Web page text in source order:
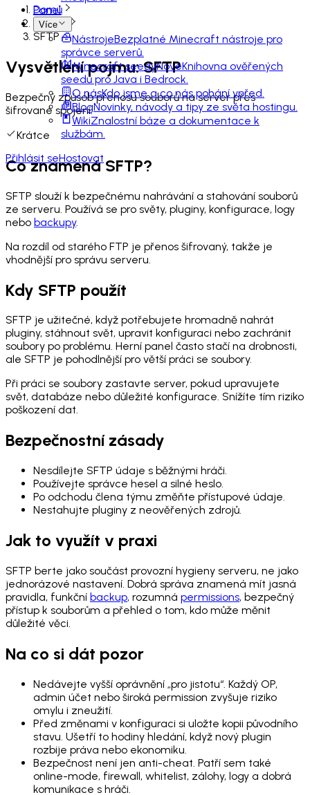
Panel
Více
NástrojeBezplatné Minecraft nástroje pro
správce serverů.
Minecraft seedyNovéKnihovna ověřených
seedů pro Java i Bedrock.
O násKdo jsme a co nás pohání vpřed.
BlogNovinky, návody a tipy ze světa hostingu.
WikiZnalostní báze a dokumentace k
službám.
Přihlásit seHostovat
Domů
Slovník
SFTP
Vysvětlení pojmu: SFTP
Bezpečný způsob přenosu souborů na server přes
šifrované spojení.
Krátce
Co znamená SFTP?
SFTP slouží k bezpečnému nahrávání a stahování souborů
ze serveru. Používá se pro světy, pluginy, konfigurace, logy
nebo backupy.
Na rozdíl od starého FTP je přenos šifrovaný, takže je
vhodnější pro správu serveru.
Kdy SFTP použít
SFTP je užitečné, když potřebujete hromadně nahrát
pluginy, stáhnout svět, upravit konfiguraci nebo zachránit
soubory po problému. Herní panel často stačí na drobnosti,
ale SFTP je pohodlnější pro větší práci se soubory.
Při práci se soubory zastavte server, pokud upravujete
svět, databáze nebo důležité konfigurace. Snížíte tím riziko
poškození dat.
Bezpečnostní zásady
Nesdílejte SFTP údaje s běžnými hráči.
Používejte správce hesel a silné heslo.
Po odchodu člena týmu změňte přístupové údaje.
Nestahujte pluginy z neověřených zdrojů.
Jak to využít v praxi
SFTP berte jako součást provozní hygieny serveru, ne jako
jednorázové nastavení. Dobrá správa znamená mít jasná
pravidla, funkční backup, rozumná permissions, bezpečný
přístup k souborům a přehled o tom, kdo může měnit
důležité věci.
Na co si dát pozor
Nedávejte vyšší oprávnění „pro jistotu“. Každý OP,
admin účet nebo široká permission zvyšuje riziko
omylu i zneužití.
Před změnami v konfiguraci si uložte kopii původního
stavu. Ušetří to hodiny hledání, když nový plugin
rozbije práva nebo ekonomiku.
Bezpečnost není jen anti-cheat. Patří sem také
online-mode, firewall, whitelist, zálohy, logy a dobrá
komunikace s hráči.